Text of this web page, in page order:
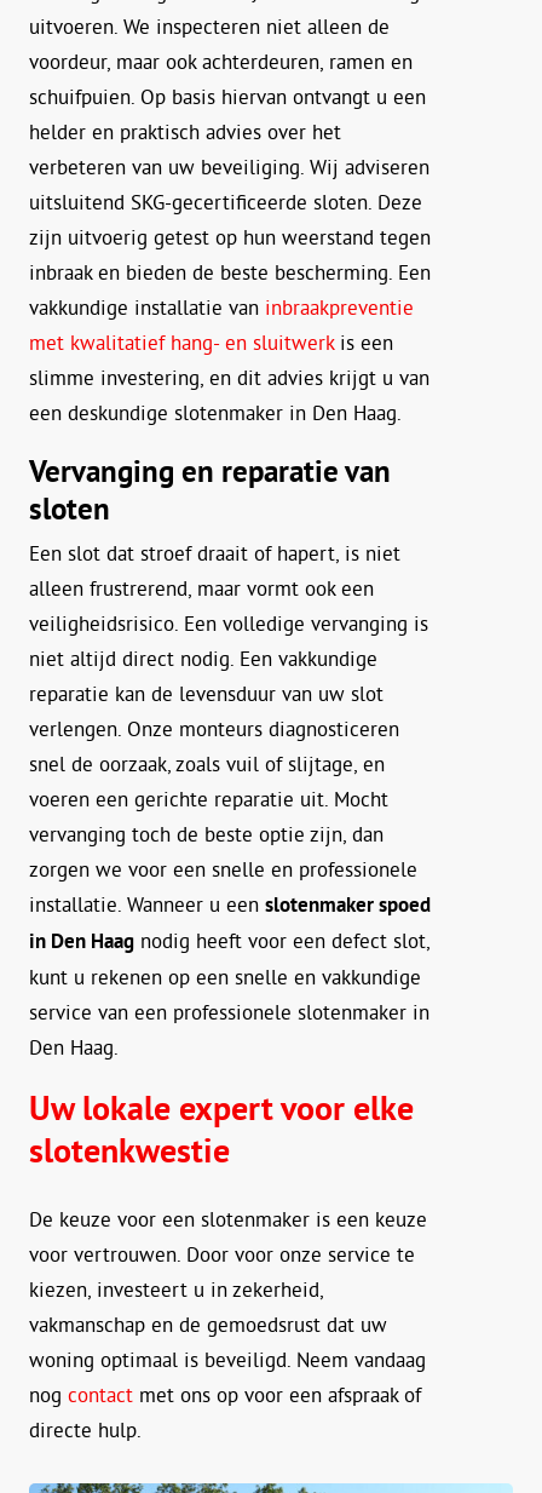
uitvoeren. We inspecteren niet alleen de
voordeur, maar ook achterdeuren, ramen en
schuifpuien. Op basis hiervan ontvangt u een
helder en praktisch advies over het
verbeteren van uw beveiliging. Wij adviseren
uitsluitend SKG-gecertificeerde sloten. Deze
zijn uitvoerig getest op hun weerstand tegen
inbraak en bieden de beste bescherming. Een
vakkundige installatie van inbraakpreventie
met kwalitatief hang- en sluitwerkis een
slimme investering, en dit advies krijgt u van
een deskundige slotenmaker in Den Haag.
Vervanging en reparatie van
sloten
Een slot dat stroef draait of hapert, is niet
alleen frustrerend, maar vormt ook een
veiligheidsrisico. Een volledige vervanging is
niet altijd direct nodig. Een vakkundige
reparatie kan de levensduur van uw slot
verlengen. Onze monteurs diagnosticeren
snel de oorzaak, zoals vuil of slijtage, en
voeren een gerichte reparatie uit. Mocht
vervanging toch de beste optie zijn, dan
zorgen we voor een snelle en professionele
installatie. Wanneer u een slotenmaker spoed
in Den Haag nodig heeft voor een defect slot,
kunt u rekenen op een snelle en vakkundige
service van een professionele slotenmaker in
Den Haag.
Uw lokale expert voor elke
slotenkwestie
De keuze voor een slotenmaker is een keuze
voor vertrouwen. Door voor onze service te
kiezen, investeert u in zekerheid,
vakmanschap en de gemoedsrust dat uw
woning optimaal is beveiligd. Neem vandaag
nog contact met ons op voor een afspraak of
directe hulp.